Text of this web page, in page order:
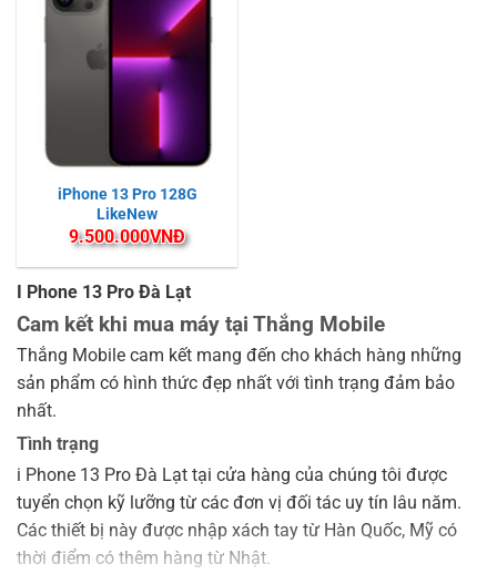
iPhone 13 Pro 128G
LikeNew
9.500.000VNĐ
I Phone 13 Pro Đà Lạt
Cam kết khi mua máy tại Thắng Mobile
Thắng Mobile cam kết mang đến cho khách hàng những
sản phẩm có hình thức đẹp nhất với tình trạng đảm bảo
nhất.
Tình trạng
i Phone 13 Pro Đà Lạt tại cửa hàng của chúng tôi được
tuyển chọn kỹ lưỡng từ các đơn vị đối tác uy tín lâu năm.
Các thiết bị này được nhập xách tay từ Hàn Quốc, Mỹ có
thời điểm có thêm hàng từ Nhật.